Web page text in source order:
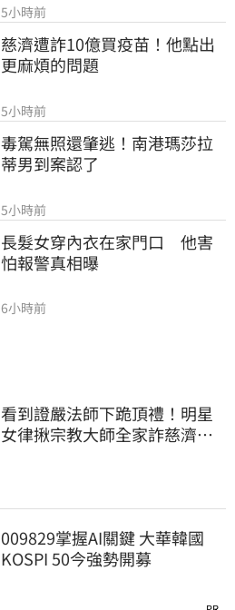
5小時前
慈濟遭詐10億買疫苗！他點出
更麻煩的問題
5小時前
毒駕無照還肇逃！南港瑪莎拉
蒂男到案認了
5小時前
長髮女穿內衣在家門口　他害
怕報警真相曝
6小時前
看到證嚴法師下跪頂禮！明星
女律揪宗教大師全家詐慈濟…
009829掌握AI關鍵 大華韓國
KOSPI 50今強勢開募